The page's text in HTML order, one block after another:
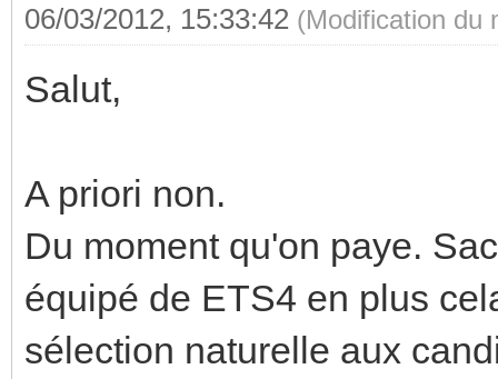
06/03/2012, 15:33:42 (Modification du
Salut,
A priori non.
Du moment qu'on paye.
équipé de ETS4 en plus
sélection naturelle aux